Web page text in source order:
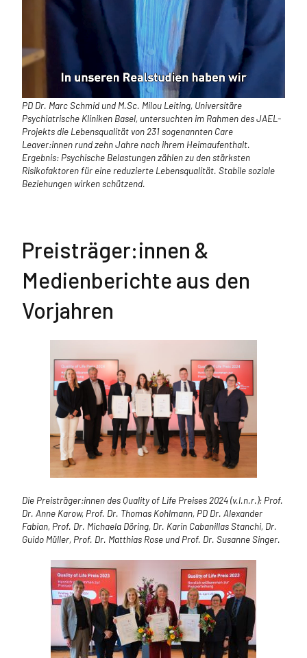
PD Dr. Marc Schmid und M.Sc. Milou Leiting, Universitäre
Psychiatrische Kliniken Basel, untersuchten im Rahmen des JAEL-
Projekts die Lebensqualität von 231 sogenannten Care
Leaver:innen rund zehn Jahre nach ihrem Heimaufenthalt.
Ergebnis: Psychische Belastungen zählen zu den stärksten
Risikofaktoren für eine reduzierte Lebensqualität. Stabile soziale
Beziehungen wirken schützend.
Preisträger:innen &
Medienberichte aus den
Vorjahren
Die Preisträger:innen des Quality of Life Preises 2024 (v.l.n.r.): Prof.
Dr. Anne Karow, Prof. Dr. Thomas Kohlmann, PD Dr. Alexander
Fabian, Prof. Dr. Michaela Döring, Dr. Karin Cabanillas Stanchi, Dr.
Guido Müller, Prof. Dr. Matthias Rose und Prof. Dr. Susanne Singer.